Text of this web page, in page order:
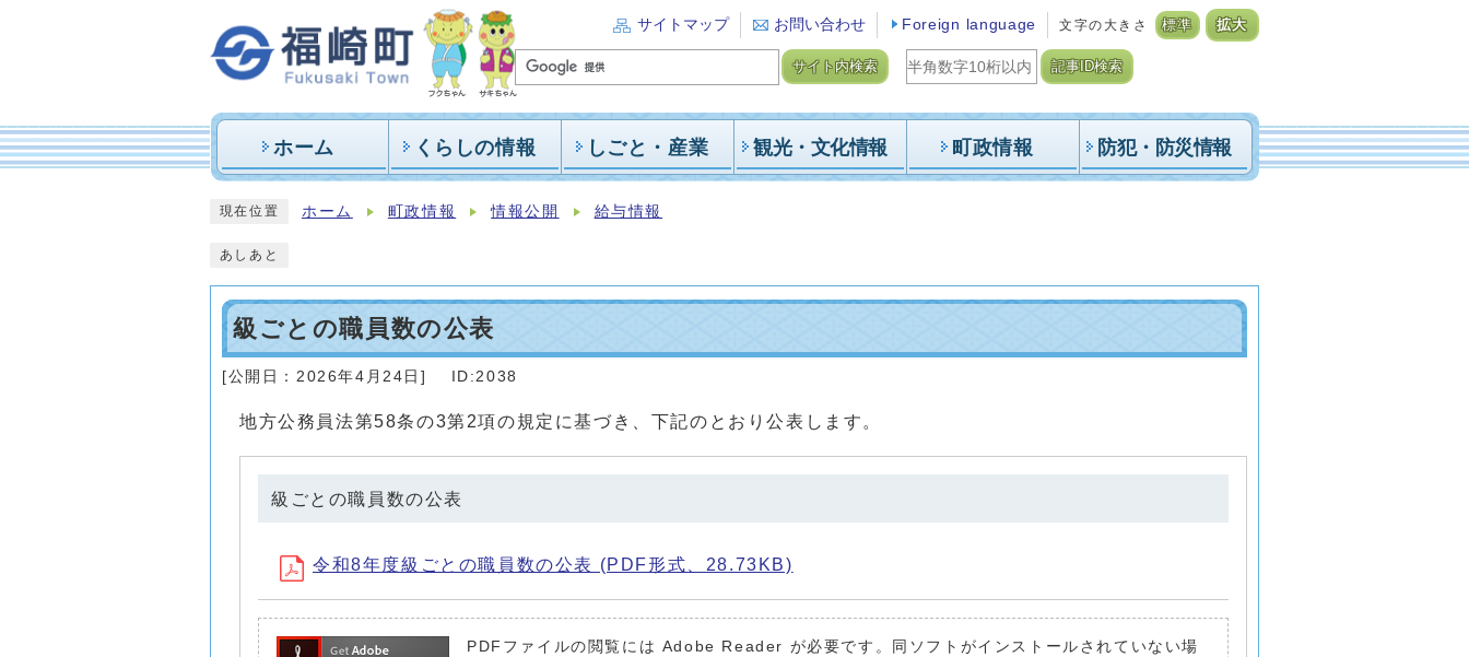
サイトマップ お問い合わせ Foreign language 文字の大きさ 標準 拡大
サイト内検索 記事ID検索
ホーム くらしの情報 しごと・産業 観光・文化情報 町政情報 防犯・防災情報
現在位置 ホーム 町政情報 情報公開 給与情報
あしあと
級ごとの職員数の公表
[公開日： 2026年4月24日 ] ID:2038
地方公務員法第58条の3第2項の規定に基づき、下記のとおり公表します。
級ごとの職員数の公表
令和8年度級ごとの職員数の公表 (PDF形式、28.73KB)
PDFファイルの閲覧には Adobe Reader が必要です。同ソフトがインストールされていない場